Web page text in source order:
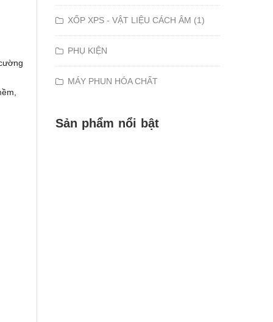
XỐP XPS - VẬT LIỆU CÁCH ÂM (1)
PHỤ KIỆN
MÁY PHUN HÓA CHẤT
Sản phẩm nổi bật